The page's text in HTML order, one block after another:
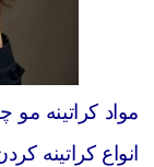
کراتینه مو
کراتینه کردن